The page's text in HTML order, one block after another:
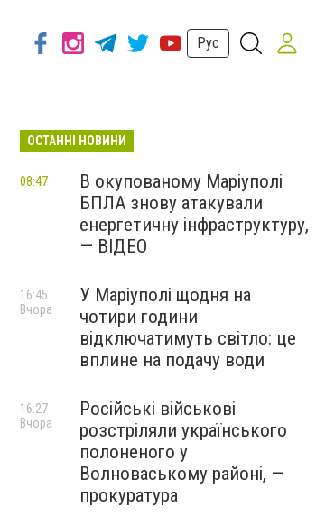
Рус
ОСТАННІ НОВИНИ
В окупованому Маріуполі
БПЛА знову атакували
енергетичну інфраструктуру,
— ВІДЕО
08:47
У Маріуполі щодня на
чотири години
відключатимуть світло: це
вплине на подачу води
16:45
Вчора
Російські військові
розстріляли українського
полоненого у
Волноваському районі, —
прокуратура
16:27
Вчора